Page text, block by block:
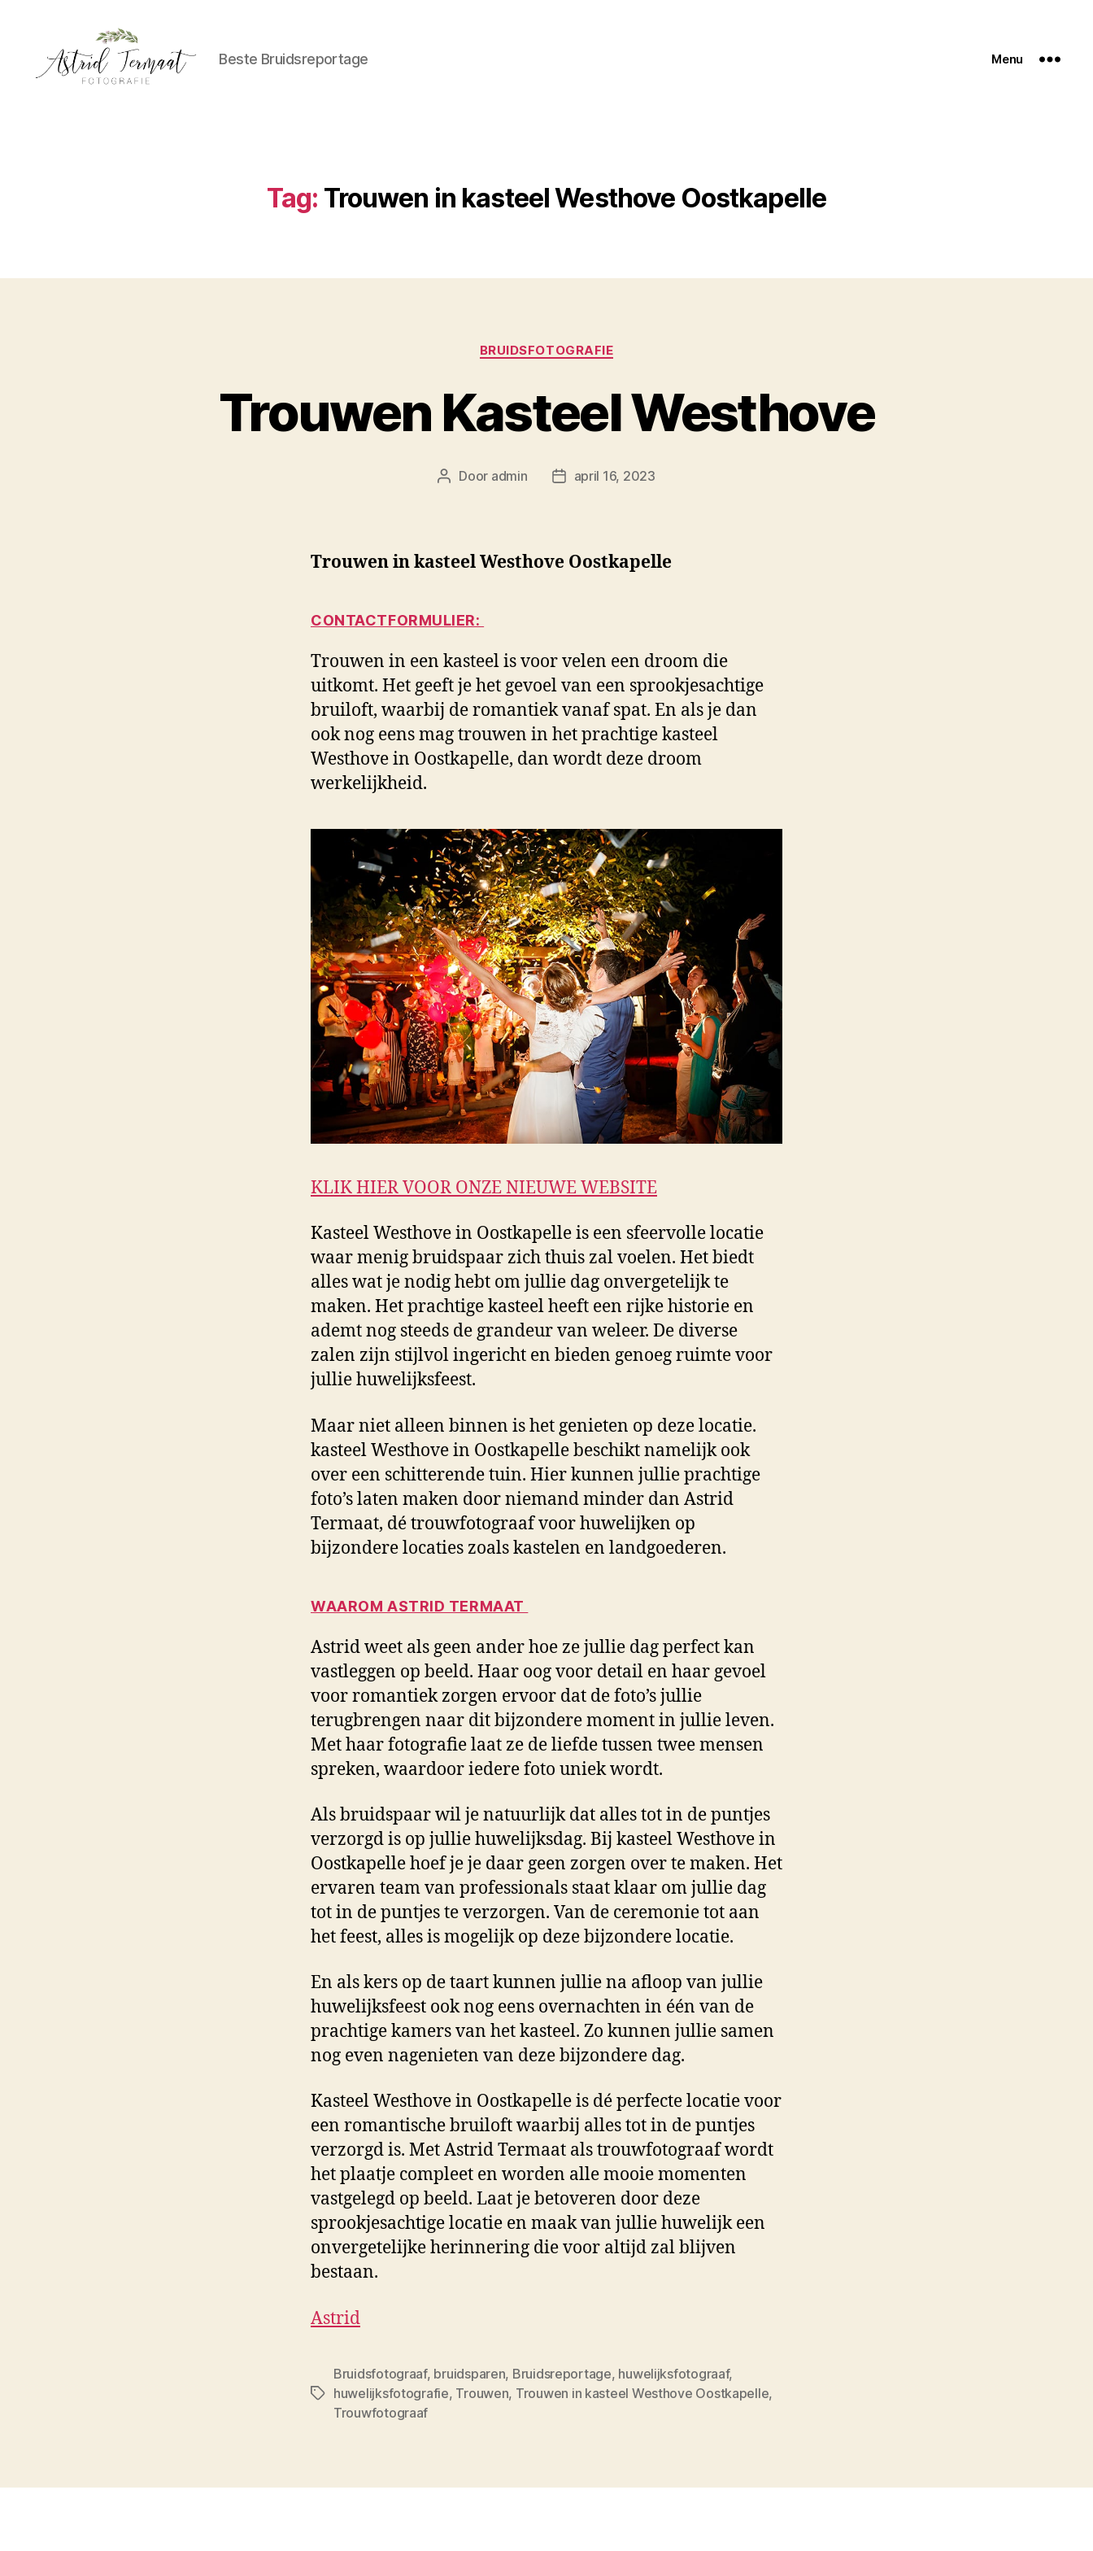
Beste Bruidsreportage Menu
Tag: Trouwen in kasteel Westhove Oostkapelle
Categorieën
BRUIDSFOTOGRAFIE
Trouwen Kasteel Westhove
Berichtauteur
Door admin Berichtdatum
april 16, 2023
Trouwen in kasteel Westhove Oostkapelle
CONTACTFORMULIER:
Trouwen in een kasteel is voor velen een droom die
uitkomt. Het geeft je het gevoel van een sprookjesachtige
bruiloft, waarbij de romantiek vanaf spat. En als je dan
ook nog eens mag trouwen in het prachtige kasteel
Westhove in Oostkapelle, dan wordt deze droom
werkelijkheid.
KLIK HIER VOOR ONZE NIEUWE WEBSITE
Kasteel Westhove in Oostkapelle is een sfeervolle locatie
waar menig bruidspaar zich thuis zal voelen. Het biedt
alles wat je nodig hebt om jullie dag onvergetelijk te
maken. Het prachtige kasteel heeft een rijke historie en
ademt nog steeds de grandeur van weleer. De diverse
zalen zijn stijlvol ingericht en bieden genoeg ruimte voor
jullie huwelijksfeest.
Maar niet alleen binnen is het genieten op deze locatie.
kasteel Westhove in Oostkapelle beschikt namelijk ook
over een schitterende tuin. Hier kunnen jullie prachtige
foto’s laten maken door niemand minder dan Astrid
Termaat, dé trouwfotograaf voor huwelijken op
bijzondere locaties zoals kastelen en landgoederen.
WAAROM ASTRID TERMAAT
Astrid weet als geen ander hoe ze jullie dag perfect kan
vastleggen op beeld. Haar oog voor detail en haar gevoel
voor romantiek zorgen ervoor dat de foto’s jullie
terugbrengen naar dit bijzondere moment in jullie leven.
Met haar fotografie laat ze de liefde tussen twee mensen
spreken, waardoor iedere foto uniek wordt.
Als bruidspaar wil je natuurlijk dat alles tot in de puntjes
verzorgd is op jullie huwelijksdag. Bij kasteel Westhove in
Oostkapelle hoef je je daar geen zorgen over te maken. Het
ervaren team van professionals staat klaar om jullie dag
tot in de puntjes te verzorgen. Van de ceremonie tot aan
het feest, alles is mogelijk op deze bijzondere locatie.
En als kers op de taart kunnen jullie na afloop van jullie
huwelijksfeest ook nog eens overnachten in één van de
prachtige kamers van het kasteel. Zo kunnen jullie samen
nog even nagenieten van deze bijzondere dag.
Kasteel Westhove in Oostkapelle is dé perfecte locatie voor
een romantische bruiloft waarbij alles tot in de puntjes
verzorgd is. Met Astrid Termaat als trouwfotograaf wordt
het plaatje compleet en worden alle mooie momenten
vastgelegd op beeld. Laat je betoveren door deze
sprookjesachtige locatie en maak van jullie huwelijk een
onvergetelijke herinnering die voor altijd zal blijven
bestaan.
Astrid
Tags
Bruidsfotograaf, bruidsparen, Bruidsreportage, huwelijksfotograaf,
huwelijksfotografie, Trouwen, Trouwen in kasteel Westhove Oostkapelle,
Trouwfotograaf